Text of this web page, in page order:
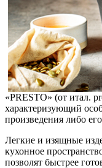
«PRESTO» (от итал.
характеризующий
произведения либо
Легкие и изящные
кухонное
позволят быстрее